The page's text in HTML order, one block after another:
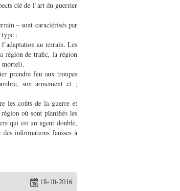
clé de l’art du guerrier
– sont caractérisés par
type ;
au terrain. Les
région de trafic, la région
mortel).
prendre feu aux troupes
son armement et ;
les coûts de la guerre et
où sont planifiés les
qui est un agent double,
informations fausses à
18-10-2016